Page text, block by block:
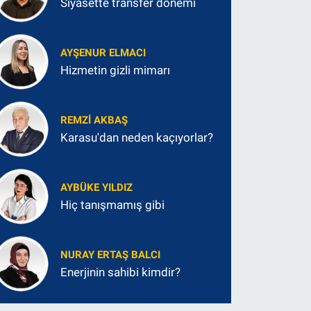
Siyasette transfer dönemi
AYŞENUR ELMACI
Hizmetin gizli mimarı
REMZI AKBAŞ
Karasu'dan neden kaçıyorlar?
AYBÜKE YILDIZ
Hiç tanışmamış gibi
NURAY ERTAŞ BALCI
Enerjinin sahibi kimdir?